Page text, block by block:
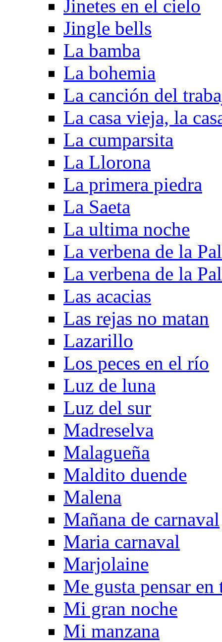
Jinetes en el cielo
Jingle bells
La bamba
La bohemia
La canción del
La casa vieja, la
La cumparsita
La Llorona
La primera piedra
La Saeta
La ultima noche
La verbena de la
La verbena de la
Las acacias
Las rejas no matan
Lazarillo
Los peces en el río
Luz de luna
Luz del sur
Madreselva
Malagueña
Maldito duende
Malena
Mañana de carnaval
Maria carnaval
Marjolaine
Me gusta pensar en
Mi gran noche
Mi manzana